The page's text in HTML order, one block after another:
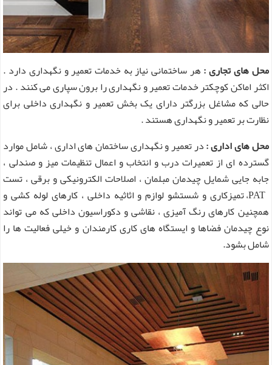
محل های تجاری :هر ساختمانی نیاز به خدمات تعمیر و نگهداری دارد .
اکثر اماکن کوچکتر خدمات تعمیر و نگهداری را برون سپاری می کنند . در
حالی که مشاغل بزرگتر دارای یک بخش تعمیر و نگهداری داخلی برای
نظارت بر تعمیر و نگهداری هستند .
محل های اداری :در تعمیر و نگهداری ساختمان های اداری ، شامل موارد
گسترده ای از تعمیرات درب و انتخاب و اعمال تنظیمات میز و صندلی ،
جابه جایی شمایل چیدمان مبلمان ، اصلاحات الکترونیکی و برقی ، تست
PAT، تمیزکاری و شستشو لوازم و اثاثیه داخلی ، کارهای لوله کشی و
همچنین کارهای رنگ آمیزی ، نقاشی و دکوراسیون داخلی که می تواند
نوع چیدمان فضاها و ایستگاه های کاری کارمندان و خیلی فعالیت ها را
شامل بشود.